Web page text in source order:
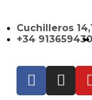
Cuchilleros
+34 913659430